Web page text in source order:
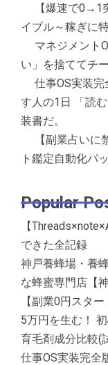
【爆速で0→1
イブル～稼ぎに
マネジメント
い」を捨ててチ
仕事OS実装
す人の1日 「読
装書だ。
【副業占い
ト鑑定自動化パ
Popular
【
できた全記録
神戸養蜂場・養
な蜂蜜専門店【
【副業0円スタ
5万円を生む！
育毛剤成分比較(
仕事OS実装完全